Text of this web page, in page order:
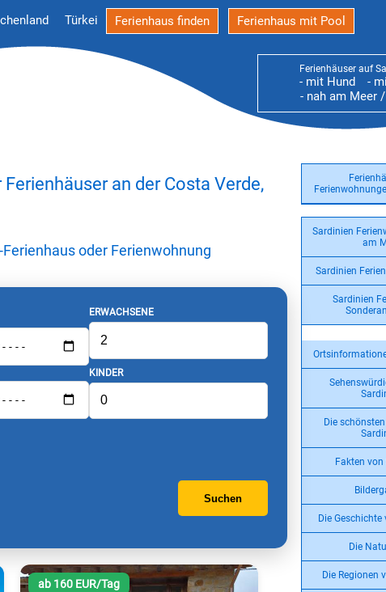
Türkei Ferienhaus finden Ferienhaus mit Pool
Ferienhäuser auf
- mit Hund
-
- nah am Meer
Sardinien
am
Sardinien
Sardinien
Die
Fakten
Die
Die
Die Regionen
an der Costa Verde,
oder Ferienwohnung
ERWACHSENE
KINDER
Suchen
ab 160 EUR/Tag